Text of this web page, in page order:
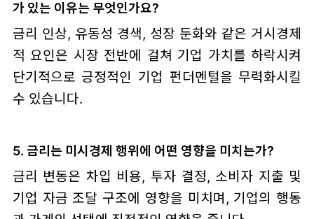
가 있는 이유는 무엇인가요?
금리 인상, 유동성 경색, 성장 둔화와 같은 거시경제
적 요인은 시장 전반에 걸쳐 기업 가치를 하락시켜
단기적으로 긍정적인 기업 펀더멘털을 무력화시킬
수 있습니다.
5. 금리는 미시경제 행위에 어떤 영향을 미치는가?
금리 변동은 차입 비용, 투자 결정, 소비자 지출 및
기업 자금 조달 구조에 영향을 미치며, 기업의 행동